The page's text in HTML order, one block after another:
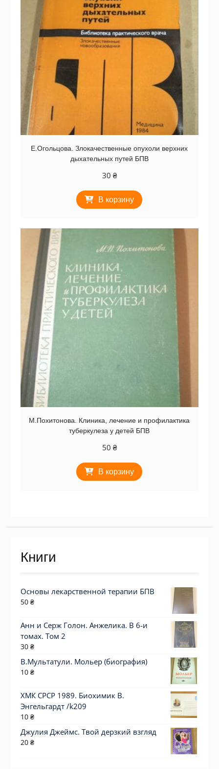
Е.Огольцова. Злокачественные опухоли верхних
дыхательных путей БПВ
30 ₴
В корзину
М.Похитонова. Клиника, лечение и профилактика
туберкулеза у детей БПВ
50 ₴
В корзину
Книги
Основы лекарственной терапии БПВ
50 ₴
Анн и Серж Голон. Анжелика. В 6-и
томах. Том 2
30 ₴
В.Мультатули. Мольер (биография)
10 ₴
ХМК СРСР 1989. Биохимик В.
Энгельгардт /k209
10 ₴
Джулия Джеймс. Твой дерзкий взгляд
20 ₴